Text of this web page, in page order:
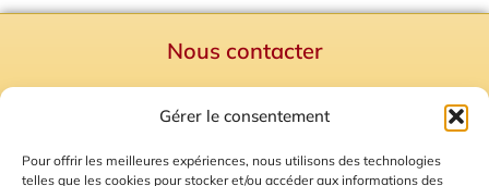
Gérer le consentement
Pour offrir les meilleures expériences, nous utilisons des technologies
telles que les cookies pour stocker et/ou accéder aux informations des
Nous contacter
Mentions Légales
Plan du site